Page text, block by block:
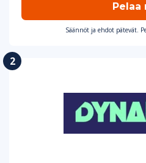
Pelaa
Säännöt ja ehdot pätevät.